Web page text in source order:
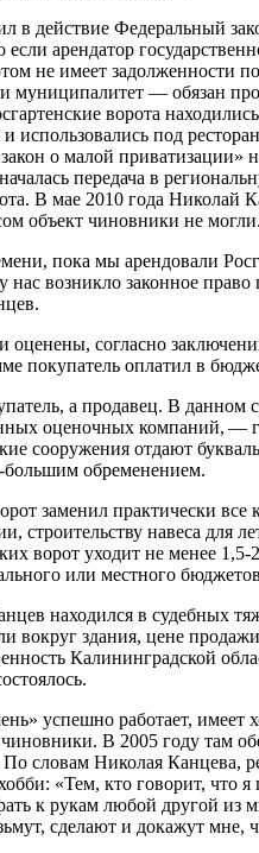
в действие Федеральный
если арендатор
не имеет задолженности
муниципалитет — обязан
ворота
использовались под
о малой приватизации»
передача в
В мае 2010 года Николай
объект чиновники не
пока мы арендовали
нас возникло законное
оценены, согласно
покупатель оплатил в
а продавец. В данном
оценочных компаний, —
сооружения отдают
обременением.
заменил практически
строительству навеса
ворот уходит не менее
или местного
находился в судебных
вокруг здания, цене
Калининградской
успешно работает, имеет
В 2005 году там
словам Николая Канцева,
«Тем, кто говорит,
к рукам любой другой
сделают и докажут мне,